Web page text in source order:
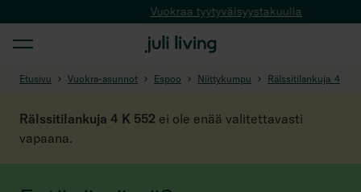
Vuokraa tyytyväisyystakuulla
Etusivu Vuokra-asunnot Espoo Niittykumpu Rälssitilankuja_4
Rälssitilankuja 4 K 552 ei ole enää valitettavasti
vapaana.